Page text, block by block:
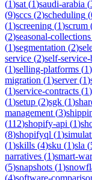
(1)sat (1)saudi-arabia (
(9)sccs (2)scheduling (
(1)screening (1)scrum
(2)seasonal-collections
(1)segmentation (2)
service (2)self-service-
(1)selling-platforms (1)
migration (1)server(1)
(1)service-contracts (1)
(1)setup (2)sgk (1)
management (3)
(112)shopify-api (1)
(8)shopifyql (1)
(1)skills (4)sku (1)sla (
narratives (1)smart-
(5)snapshots (1)
(4)software-